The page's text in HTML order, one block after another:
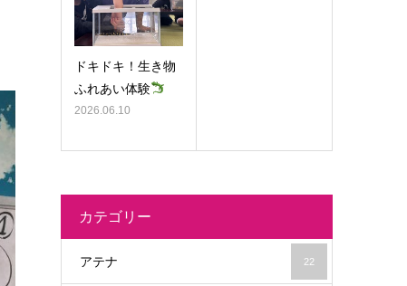
ドキドキ！生き物
ふれあい体験
2026.06.10
カテゴリー
アテナ 22